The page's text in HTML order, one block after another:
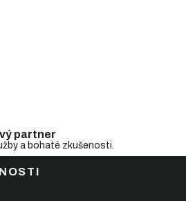
partner
a bohaté zkušenosti.